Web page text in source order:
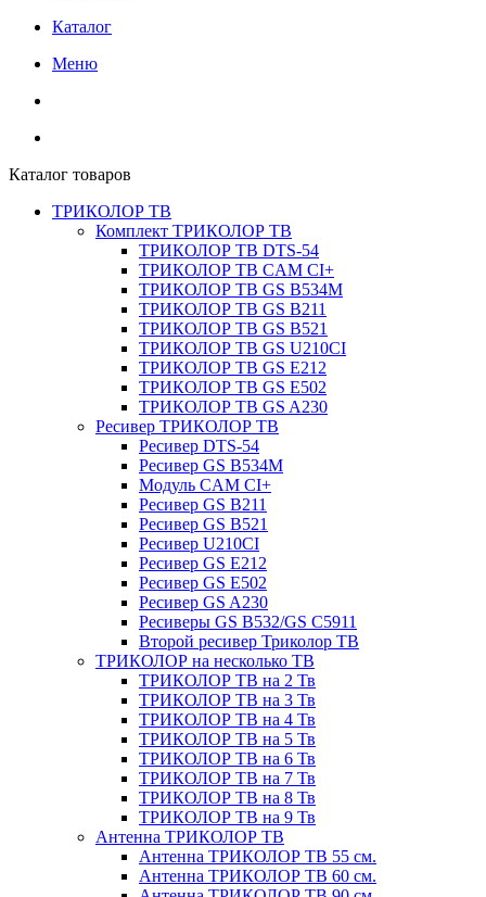
Каталог
Меню
Каталог товаров
ТРИКОЛОР ТВ
Комплект ТРИКОЛОР ТВ
ТРИКОЛОР ТВ DTS-54
ТРИКОЛОР ТВ CAM CI+
ТРИКОЛОР ТВ GS B534M
ТРИКОЛОР ТВ GS B211
ТРИКОЛОР ТВ GS B521
ТРИКОЛОР ТВ GS U210CI
ТРИКОЛОР ТВ GS E212
ТРИКОЛОР ТВ GS E502
ТРИКОЛОР ТВ GS A230
Ресивер ТРИКОЛОР ТВ
Ресивер DTS-54
Ресивер GS B534M
Модуль CAM CI+
Ресивер GS B211
Ресивер GS B521
Ресивер U210CI
Ресивер GS E212
Ресивер GS E502
Ресивер GS A230
Ресиверы GS B532/GS C5911
Второй ресивер Триколор ТВ
ТРИКОЛОР на несколько ТВ
ТРИКОЛОР ТВ на 2 Тв
ТРИКОЛОР ТВ на 3 Тв
ТРИКОЛОР ТВ на 4 Тв
ТРИКОЛОР ТВ на 5 Тв
ТРИКОЛОР ТВ на 6 Тв
ТРИКОЛОР ТВ на 7 Тв
ТРИКОЛОР ТВ на 8 Тв
ТРИКОЛОР ТВ на 9 Тв
Антенна ТРИКОЛОР ТВ
Антенна ТРИКОЛОР ТВ 55 см.
Антенна ТРИКОЛОР ТВ 60 см.